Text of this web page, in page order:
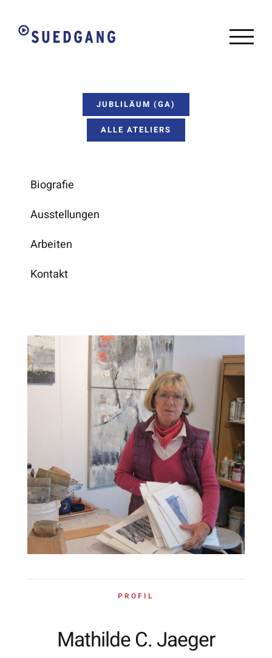
Inhalt
springen
PROFIL
Mathilde C. Jaeger
JUBLILÄUM (GA)
ALLE ATELIERS
Biografie
Ausstellungen
Arbeiten
Kontakt